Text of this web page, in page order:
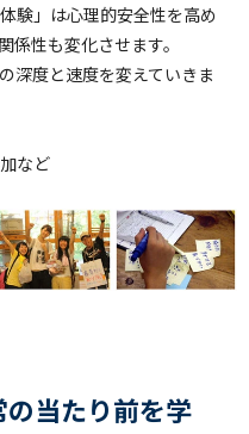
験」は心理的安全性を高め
係性も変化させます。
深度と速度を変えていきま
など
当たり前を学